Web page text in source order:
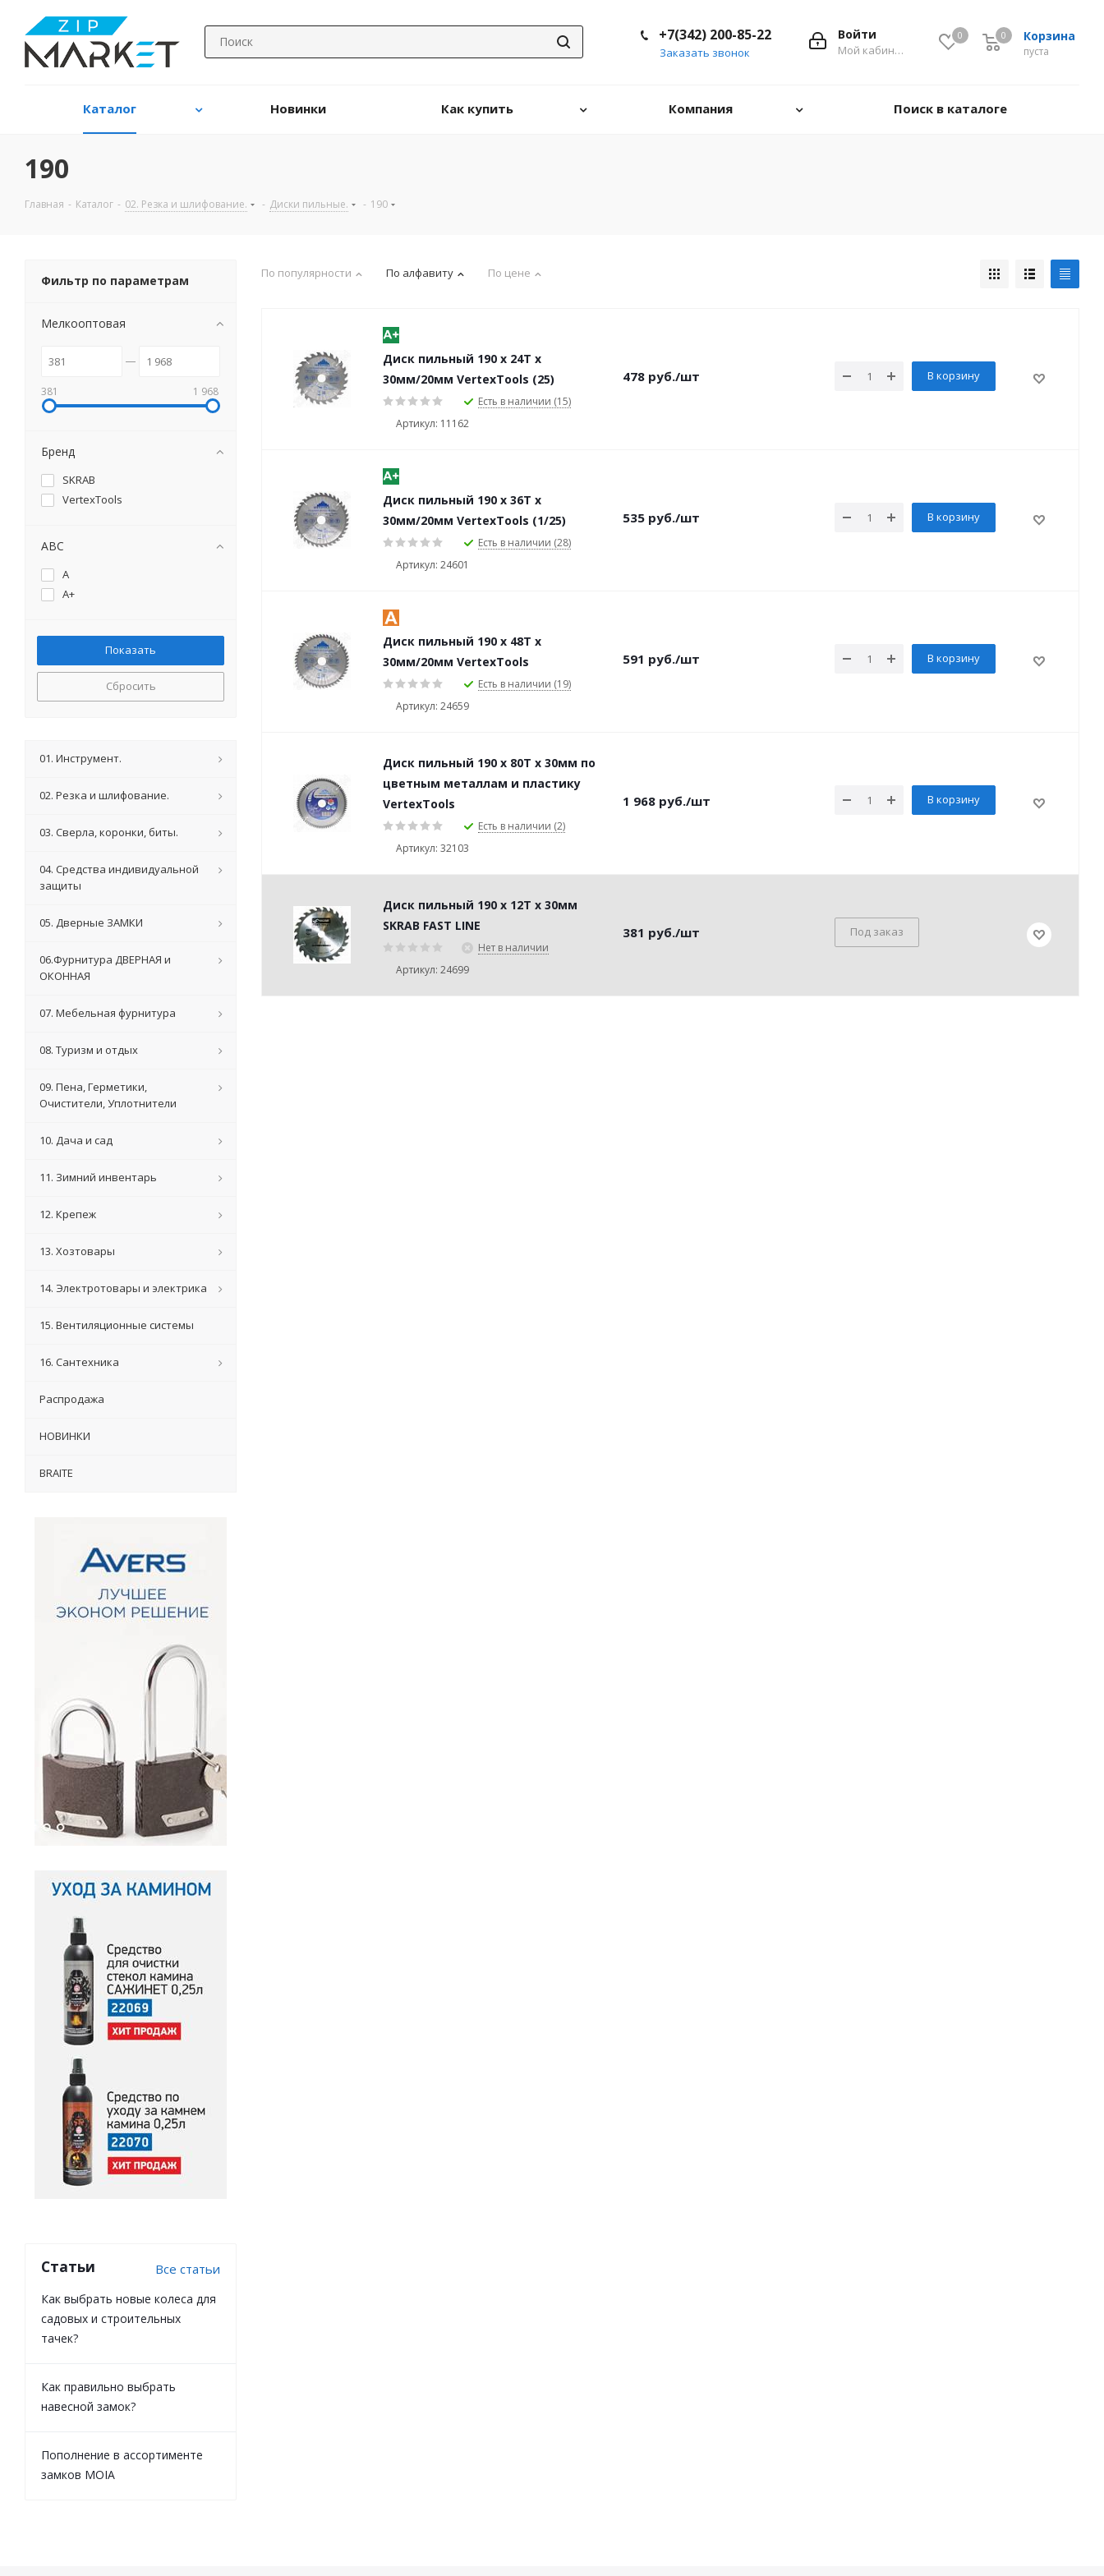
0 Корзина
0
пуста
0
Войти
Мой кабинет
+7(342) 200-85-22
Заказать звонок
Каталог Новинки Как купить Компания Поиск в каталоге
190
Главная - Каталог - 02. Резка и шлифование. - Диски пильные. - 190
По популярности По алфавиту По цене
Диск пильный 190 х 24Т х
30мм/20мм VertexTools (25)
Есть в наличии (15)
Артикул: 11162
478 руб./шт В корзину
Диск пильный 190 х 36Т х
30мм/20мм VertexTools (1/25)
Есть в наличии (28)
Артикул: 24601
535 руб./шт В корзину
Диск пильный 190 х 48Т х
30мм/20мм VertexTools
Есть в наличии (19)
Артикул: 24659
591 руб./шт В корзину
Диск пильный 190 х 80Т х 30мм по
цветным металлам и пластику
VertexTools
Есть в наличии (2)
Артикул: 32103
1 968 руб./шт В корзину
Диск пильный 190 х 12Т х 30мм
SKRAB FAST LINE
Нет в наличии
Артикул: 24699
381 руб./шт Под заказ
Фильтр по параметрам
Мелкооптовая
381 1 968
Бренд
SKRAB
VertexTools
ABC
A
A+
Сбросить
01. Инструмент.
02. Резка и шлифование.
03. Сверла, коронки, биты.
04. Средства индивидуальной
защиты
05. Дверные ЗАМКИ
06.Фурнитура ДВЕРНАЯ и
ОКОННАЯ
07. Мебельная фурнитура
08. Туризм и отдых
09. Пена, Герметики,
Очистители, Уплотнители
10. Дача и сад
11. Зимний инвентарь
12. Крепеж
13. Хозтовары
14. Электротовары и электрика
15. Вентиляционные системы
16. Сантехника
Распродажа
НОВИНКИ
BRAITE
Статьи Все статьи
Как выбрать новые колеса для
садовых и строительных
тачек?
Как правильно выбрать
навесной замок?
Пополнение в ассортименте
замков MOIA